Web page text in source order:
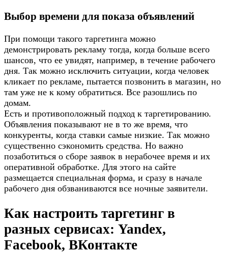
Выбор времени для показа объявлений
При помощи такого таргетинга можно
демонстрировать рекламу тогда, когда больше всего
шансов, что ее увидят, например, в течение рабочего
дня. Так можно исключить ситуации, когда человек
кликает по рекламе, пытается позвонить в магазин, но
там уже не к кому обратиться. Все разошлись по
домам.
Есть и противоположный подход к таргетированию.
Объявления показывают не в то же время, что
конкуренты, когда ставки самые низкие. Так можно
существенно сэкономить средства. Но важно
позаботиться о сборе заявок в нерабочее время и их
оперативной обработке. Для этого на сайте
размещается специальная форма, и сразу в начале
рабочего дня обзваниваются все ночные заявители.
Как настроить таргетинг в
разных сервисах: Yandex,
Facebook, ВКонтакте